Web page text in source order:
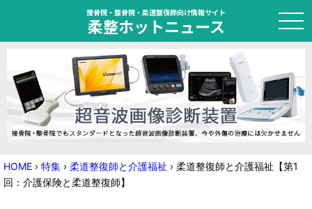
接骨院・整骨院・柔道整復師向け情報サイト
柔整ホットニュース
HOME
トピック
ニュース
HOME › 特集 › 柔道整復師と介護福祉 › 柔道整復師と介護福祉【第1
回：介護保険と柔道整復師】